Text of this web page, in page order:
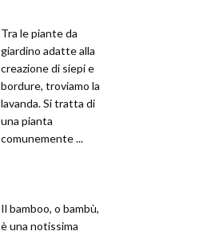
Tra le piante da
giardino adatte alla
creazione di siepi e
bordure, troviamo la
lavanda. Si tratta di
una pianta
comunemente ...
Il bamboo, o bambù,
è una notissima